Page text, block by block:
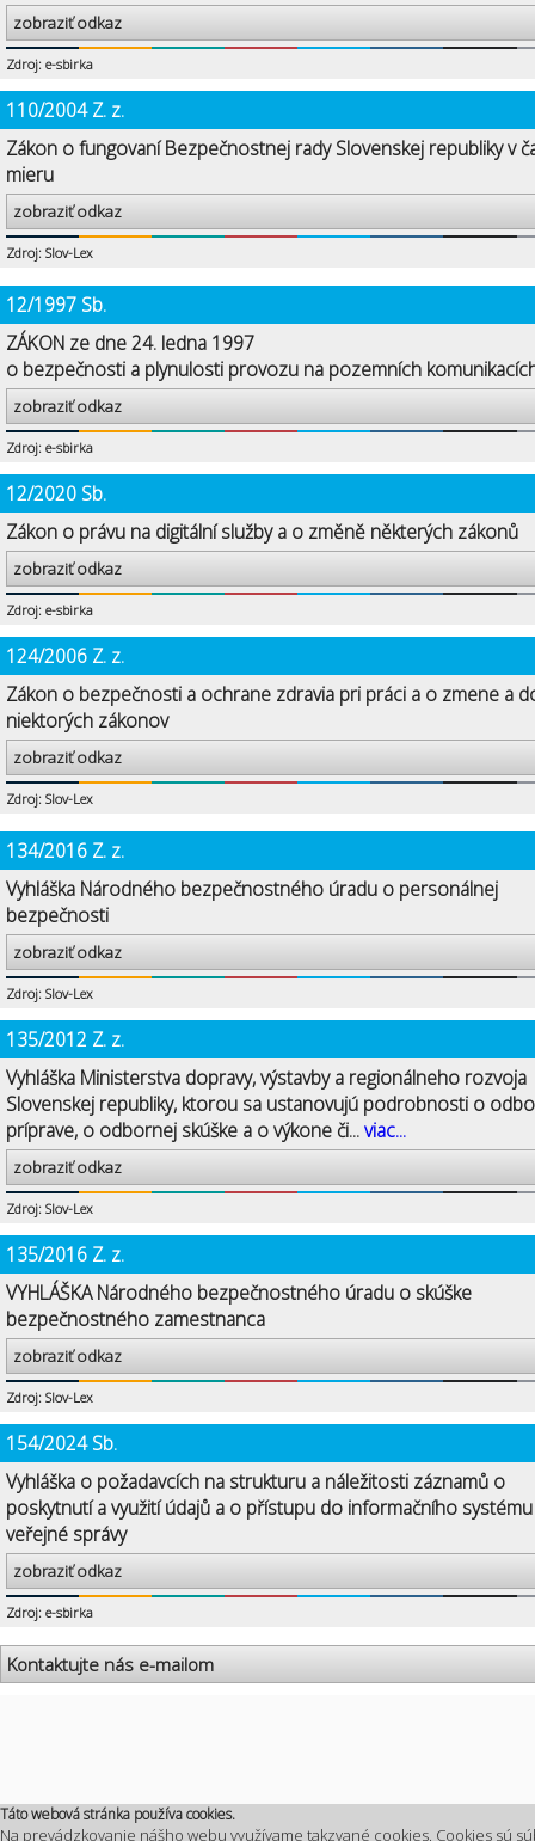
Táto webová stránka používa cookies.
Na prevádzkovanie nášho webu využívame takzvané cookies. Cookies sú
zobraziť odkaz
Zdroj: e-sbirka
110/2004 Z. z.
Zákon o fungovaní Bezpečnostnej rady Slovenskej republiky v
mieru
zobraziť odkaz
Zdroj: Slov-Lex
12/1997 Sb.
ZÁKON ze dne 24. ledna 1997
o bezpečnosti a plynulosti provozu na pozemních
zobraziť odkaz
Zdroj: e-sbirka
12/2020 Sb.
Zákon o právu na digitální služby a o změně některých zákonů
zobraziť odkaz
Zdroj: e-sbirka
124/2006 Z. z.
Zákon o bezpečnosti a ochrane zdravia pri práci a o zmene a
niektorých zákonov
zobraziť odkaz
Zdroj: Slov-Lex
134/2016 Z. z.
Vyhláška Národného bezpečnostného úradu o personálnej
bezpečnosti
zobraziť odkaz
Zdroj: Slov-Lex
135/2012 Z. z.
Vyhláška Ministerstva dopravy, výstavby a regionálneho rozvoja
Slovenskej republiky, ktorou sa ustanovujú podrobnosti o
príprave, o odbornej skúške a o výkone či...viac...
zobraziť odkaz
Zdroj: Slov-Lex
135/2016 Z. z.
VYHLÁŠKA Národného bezpečnostného úradu o skúške
bezpečnostného zamestnanca
zobraziť odkaz
Zdroj: Slov-Lex
154/2024 Sb.
Vyhláška o požadavcích na strukturu a náležitosti záznamů o
poskytnutí a využití údajů a o přístupu do informačního systému
veřejné správy
zobraziť odkaz
Zdroj: e-sbirka
Kontaktujte nás e-mailom